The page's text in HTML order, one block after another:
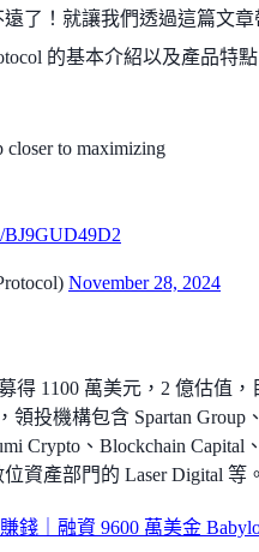
了！就讓我們透過這篇文章
的基本介紹以及產品特
closer to maximizing
BJ9GUD49D2
November 28, 2024
得 1100 萬美元，2 億估值，
領投機構包含 Spartan Group
Crypto、Blockchain Capital
資產部門的 Laser Digital 等
錢｜融資 9600 萬美金